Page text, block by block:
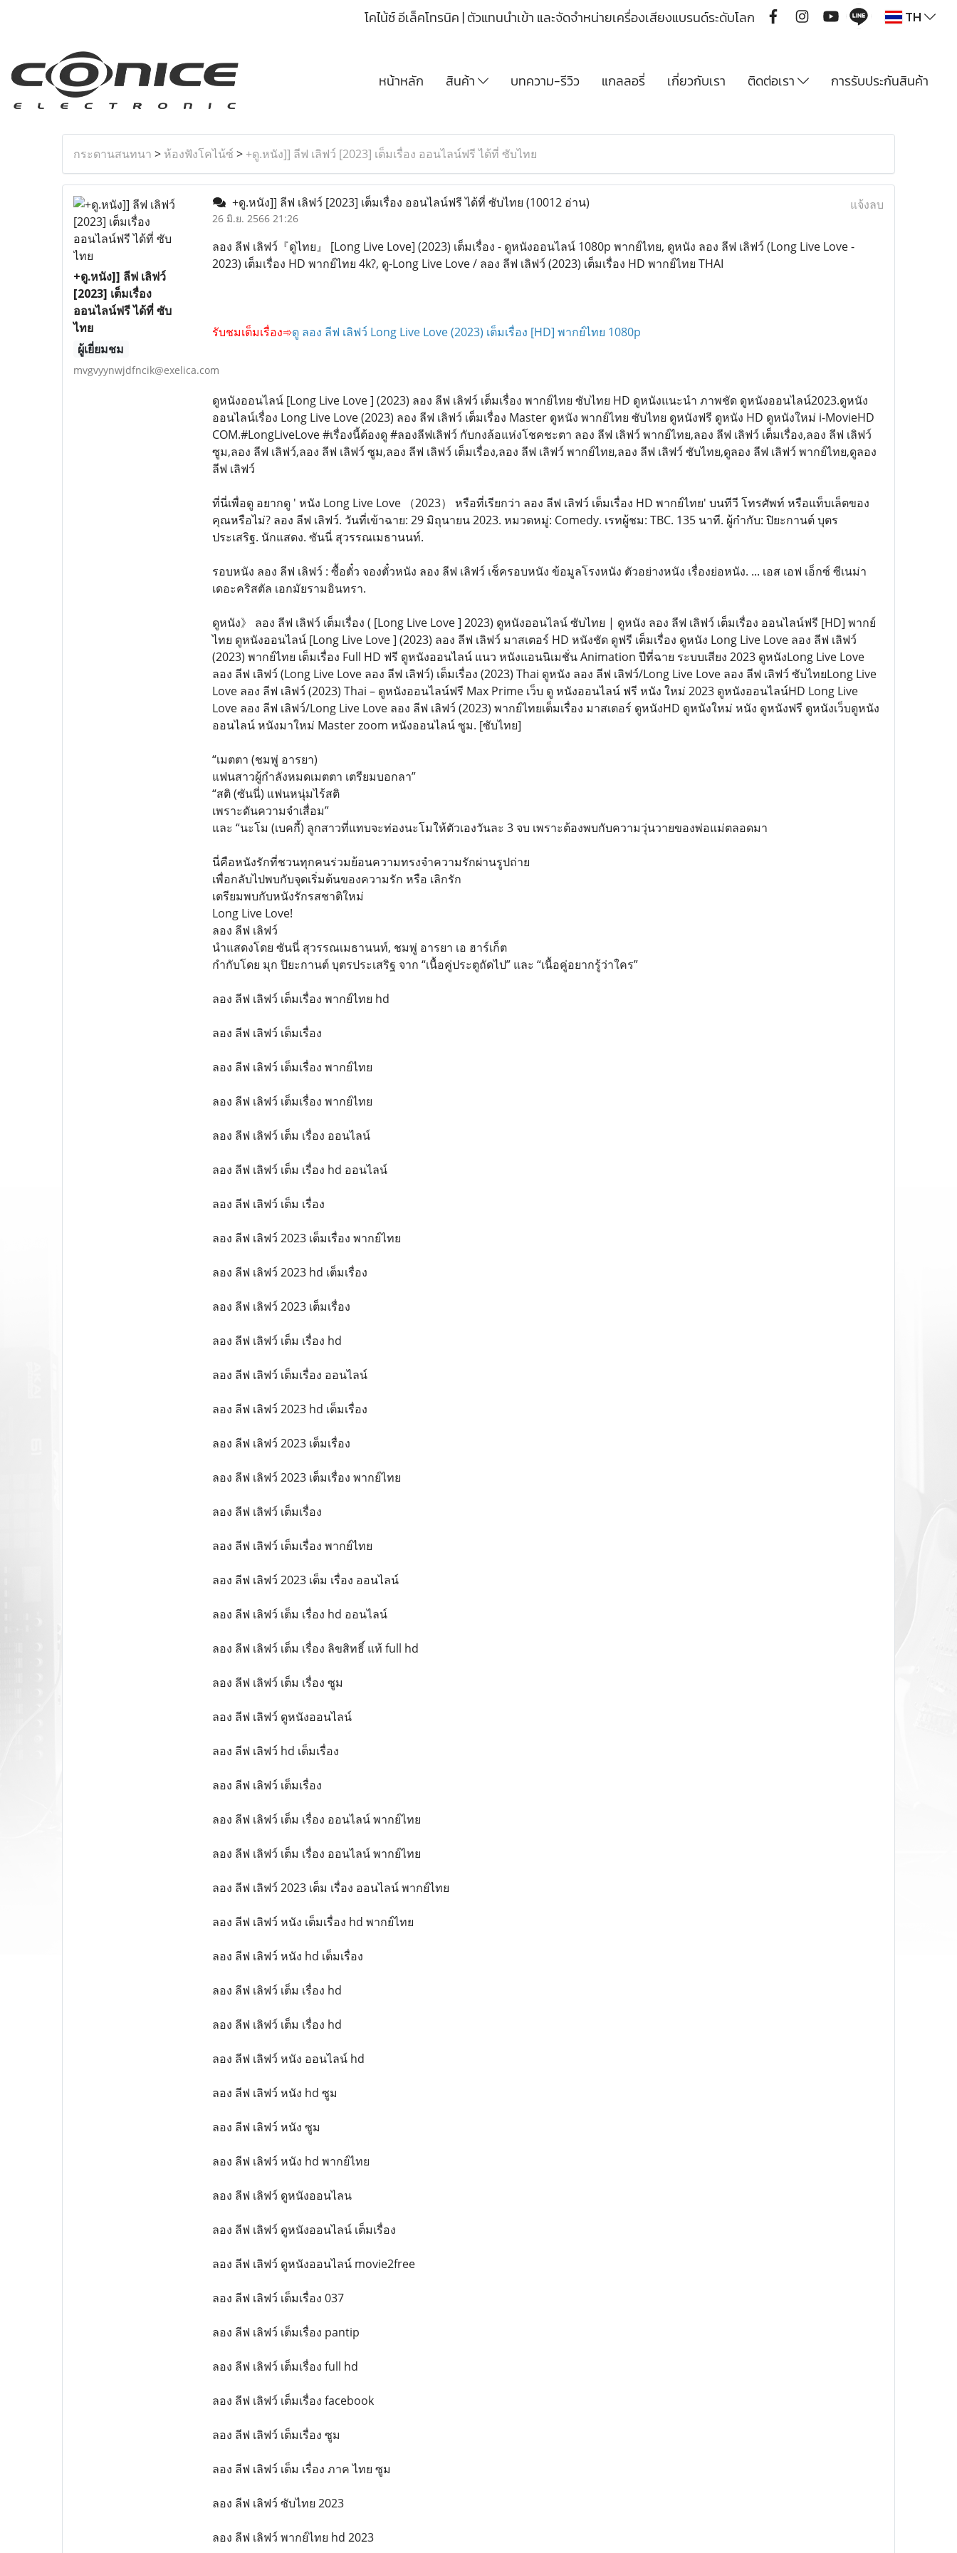
โคไน้ซ์ อีเล็คโทรนิค | ตัวแทนนำเข้า และจัดจำหน่ายเครื่องเสียงแบรนด์ระดับโลก TH
หน้าหลัก สินค้า บทความ-รีวิว แกลลอรี่ เกี่ยวกับเรา ติดต่อเรา การรับประกันสินค้า
กระดานสนทนา > ห้องฟังโคไน้ซ์ > +ดู.หนัง]] ลีฟ เลิฟว์ [2023] เต็มเรื่อง ออนไลน์ฟรี ได้ที่ ซับไทย
+ดู.หนัง]] ลีฟ เลิฟว์
[2023] เต็มเรื่อง
ออนไลน์ฟรี ได้ที่ ซับ
ไทย
ผู้เยี่ยมชม
mvgvyynwjdfncik@exelica.com
+ดู.หนัง]] ลีฟ เลิฟว์ [2023] เต็มเรื่อง ออนไลน์ฟรี ได้ที่ ซับไทย (10012 อ่าน)
26 มิ.ย. 2566 21:26
แจ้งลบ
ลอง ลีฟ เลิฟว์『ดูไทย』 [Long Live Love] (2023) เต็มเรื่อง - ดูหนังออนไลน์ 1080p พากย์ไทย, ดูหนัง ลอง ลีฟ เลิฟว์ (Long Live Love -
2023) เต็มเรื่อง HD พากย์ไทย 4k?, ดู-Long Live Love / ลอง ลีฟ เลิฟว์ (2023) เต็มเรื่อง HD พากย์ไทย THAI
รับชมเต็มเรื่อง➾ดู ลอง ลีฟ เลิฟว์ Long Live Love (2023) เต็มเรื่อง [HD] พากย์ไทย 1080p
ดูหนังออนไลน์ [Long Live Love ] (2023) ลอง ลีฟ เลิฟว์ เต็มเรื่อง พากย์ไทย ซับไทย HD ดูหนังแนะนำ ภาพชัด ดูหนังออนไลน์2023.ดูหนัง
ออนไลน์เรื่อง Long Live Love (2023) ลอง ลีฟ เลิฟว์ เต็มเรื่อง Master ดูหนัง พากย์ไทย ซับไทย ดูหนังฟรี ดูหนัง HD ดูหนังใหม่ i-MovieHD
COM.#LongLiveLove #เรื่องนี้ต้องดู #ลองลีฟเลิฟว์ กับกงล้อแห่งโชคชะตา ลอง ลีฟ เลิฟว์ พากย์ไทย,ลอง ลีฟ เลิฟว์ เต็มเรื่อง,ลอง ลีฟ เลิฟว์
ซูม,ลอง ลีฟ เลิฟว์,ลอง ลีฟ เลิฟว์ ซูม,ลอง ลีฟ เลิฟว์ เต็มเรื่อง,ลอง ลีฟ เลิฟว์ พากย์ไทย,ลอง ลีฟ เลิฟว์ ซับไทย,ดูลอง ลีฟ เลิฟว์ พากย์ไทย,ดูลอง
ลีฟ เลิฟว์
ที่นี่เพื่อดู อยากดู ' หนัง Long Live Love （2023） หรือที่เรียกว่า ลอง ลีฟ เลิฟว์ เต็มเรื่อง HD พากย์ไทย' บนทีวี โทรศัพท์ หรือแท็บเล็ตของ
คุณหรือไม่? ลอง ลีฟ เลิฟว์. วันที่เข้าฉาย: 29 มิถุนายน 2023. หมวดหมู่: Comedy. เรทผู้ชม: TBC. 135 นาที. ผู้กำกับ: ปิยะกานต์ บุตร
ประเสริฐ. นักแสดง. ซันนี่ สุวรรณเมธานนท์.
รอบหนัง ลอง ลีฟ เลิฟว์ : ซื้อตั๋ว จองตั๋วหนัง ลอง ลีฟ เลิฟว์ เช็ครอบหนัง ข้อมูลโรงหนัง ตัวอย่างหนัง เรื่องย่อหนัง. ... เอส เอฟ เอ็กซ์ ซีเนม่า
เดอะคริสตัล เอกมัยรามอินทรา.
ดูหนัง》 ลอง ลีฟ เลิฟว์ เต็มเรื่อง ( [Long Live Love ] 2023) ดูหนังออนไลน์ ซับไทย | ดูหนัง ลอง ลีฟ เลิฟว์ เต็มเรื่อง ออนไลน์ฟรี [HD] พากย์
ไทย ดูหนังออนไลน์ [Long Live Love ] (2023) ลอง ลีฟ เลิฟว์ มาสเตอร์ HD หนังชัด ดูฟรี เต็มเรื่อง ดูหนัง Long Live Love ลอง ลีฟ เลิฟว์
(2023) พากย์ไทย เต็มเรื่อง Full HD ฟรี ดูหนังออนไลน์ แนว หนังแอนนิเมชั่น Animation ปีที่ฉาย ระบบเสียง 2023 ดูหนังLong Live Love
ลอง ลีฟ เลิฟว์ (Long Live Love ลอง ลีฟ เลิฟว์) เต็มเรื่อง (2023) Thai ดูหนัง ลอง ลีฟ เลิฟว์/Long Live Love ลอง ลีฟ เลิฟว์ ซับไทยLong Live
Love ลอง ลีฟ เลิฟว์ (2023) Thai – ดูหนังออนไลน์ฟรี Max Prime เว็บ ดู หนังออนไลน์ ฟรี หนัง ใหม่ 2023 ดูหนังออนไลน์HD Long Live
Love ลอง ลีฟ เลิฟว์/Long Live Love ลอง ลีฟ เลิฟว์ (2023) พากย์ไทยเต็มเรื่อง มาสเตอร์ ดูหนังHD ดูหนังใหม่ หนัง ดูหนังฟรี ดูหนังเว็บดูหนัง
ออนไลน์ หนังมาใหม่ Master zoom หนังออนไลน์ ซูม. [ซับไทย]
“เมตตา (ชมพู่ อารยา)
แฟนสาวผู้กำลังหมดเมตตา เตรียมบอกลา”
“สติ (ซันนี่) แฟนหนุ่มไร้สติ
เพราะดันความจำเสื่อม”
และ “นะโม (เบคกี้) ลูกสาวที่แทบจะท่องนะโมให้ตัวเองวันละ 3 จบ เพราะต้องพบกับความวุ่นวายของพ่อแม่ตลอดมา
นี่คือหนังรักที่ชวนทุกคนร่วมย้อนความทรงจำความรักผ่านรูปถ่าย
เพื่อกลับไปพบกับจุดเริ่มต้นของความรัก หรือ เลิกรัก
เตรียมพบกับหนังรักรสชาติใหม่
Long Live Love!
ลอง ลีฟ เลิฟว์
นำแสดงโดย ซันนี่ สุวรรณเมธานนท์, ชมพู่ อารยา เอ ฮาร์เก็ต
กำกับโดย มุก ปิยะกานต์ บุตรประเสริฐ จาก “เนื้อคู่ประตูถัดไป” และ “เนื้อคู่อยากรู้ว่าใคร”
ลอง ลีฟ เลิฟว์ เต็มเรื่อง พากย์ไทย hd
ลอง ลีฟ เลิฟว์ เต็มเรื่อง
ลอง ลีฟ เลิฟว์ เต็มเรื่อง พากย์ไทย
ลอง ลีฟ เลิฟว์ เต็มเรื่อง พากย์ไทย
ลอง ลีฟ เลิฟว์ เต็ม เรื่อง ออนไลน์
ลอง ลีฟ เลิฟว์ เต็ม เรื่อง hd ออนไลน์
ลอง ลีฟ เลิฟว์ เต็ม เรื่อง
ลอง ลีฟ เลิฟว์ 2023 เต็มเรื่อง พากย์ไทย
ลอง ลีฟ เลิฟว์ 2023 hd เต็มเรื่อง
ลอง ลีฟ เลิฟว์ 2023 เต็มเรื่อง
ลอง ลีฟ เลิฟว์ เต็ม เรื่อง hd
ลอง ลีฟ เลิฟว์ เต็มเรื่อง ออนไลน์
ลอง ลีฟ เลิฟว์ 2023 hd เต็มเรื่อง
ลอง ลีฟ เลิฟว์ 2023 เต็มเรื่อง
ลอง ลีฟ เลิฟว์ 2023 เต็มเรื่อง พากย์ไทย
ลอง ลีฟ เลิฟว์ เต็มเรื่อง
ลอง ลีฟ เลิฟว์ เต็มเรื่อง พากย์ไทย
ลอง ลีฟ เลิฟว์ 2023 เต็ม เรื่อง ออนไลน์
ลอง ลีฟ เลิฟว์ เต็ม เรื่อง hd ออนไลน์
ลอง ลีฟ เลิฟว์ เต็ม เรื่อง ลิขสิทธิ์ แท้ full hd
ลอง ลีฟ เลิฟว์ เต็ม เรื่อง ซูม
ลอง ลีฟ เลิฟว์ ดูหนังออนไลน์
ลอง ลีฟ เลิฟว์ hd เต็มเรื่อง
ลอง ลีฟ เลิฟว์ เต็มเรื่อง
ลอง ลีฟ เลิฟว์ เต็ม เรื่อง ออนไลน์ พากย์ไทย
ลอง ลีฟ เลิฟว์ เต็ม เรื่อง ออนไลน์ พากย์ไทย
ลอง ลีฟ เลิฟว์ 2023 เต็ม เรื่อง ออนไลน์ พากย์ไทย
ลอง ลีฟ เลิฟว์ หนัง เต็มเรื่อง hd พากย์ไทย
ลอง ลีฟ เลิฟว์ หนัง hd เต็มเรื่อง
ลอง ลีฟ เลิฟว์ เต็ม เรื่อง hd
ลอง ลีฟ เลิฟว์ เต็ม เรื่อง hd
ลอง ลีฟ เลิฟว์ หนัง ออนไลน์ hd
ลอง ลีฟ เลิฟว์ หนัง hd ซูม
ลอง ลีฟ เลิฟว์ หนัง ซูม
ลอง ลีฟ เลิฟว์ หนัง hd พากย์ไทย
ลอง ลีฟ เลิฟว์ ดูหนังออนไลน
ลอง ลีฟ เลิฟว์ ดูหนังออนไลน์ เต็มเรื่อง
ลอง ลีฟ เลิฟว์ ดูหนังออนไลน์ movie2free
ลอง ลีฟ เลิฟว์ เต็มเรื่อง 037
ลอง ลีฟ เลิฟว์ เต็มเรื่อง pantip
ลอง ลีฟ เลิฟว์ เต็มเรื่อง full hd
ลอง ลีฟ เลิฟว์ เต็มเรื่อง facebook
ลอง ลีฟ เลิฟว์ เต็มเรื่อง ซูม
ลอง ลีฟ เลิฟว์ เต็ม เรื่อง ภาค ไทย ซูม
ลอง ลีฟ เลิฟว์ ซับไทย 2023
ลอง ลีฟ เลิฟว์ พากย์ไทย hd 2023